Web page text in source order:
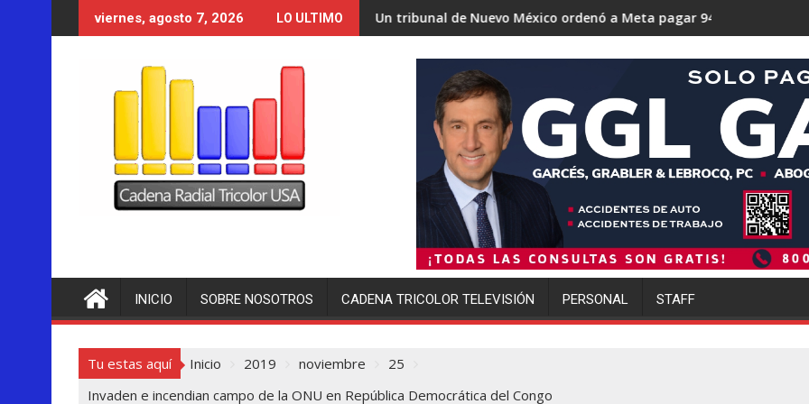
al
viernes, agosto 7, 2026 LO ULTIMO
Un tribunal de Nuevo México ordenó a Meta pagar 942 millones de dólares por los
Trump se acerca a lograr
INICIO SOBRE NOSOTROS CADENA TRICOLOR TELEVISIÓN PERSONAL STAFF
Tu estas aquí Inicio 2019 noviembre
25
Invaden e incendian campo de la ONU en República Democrática del Congo